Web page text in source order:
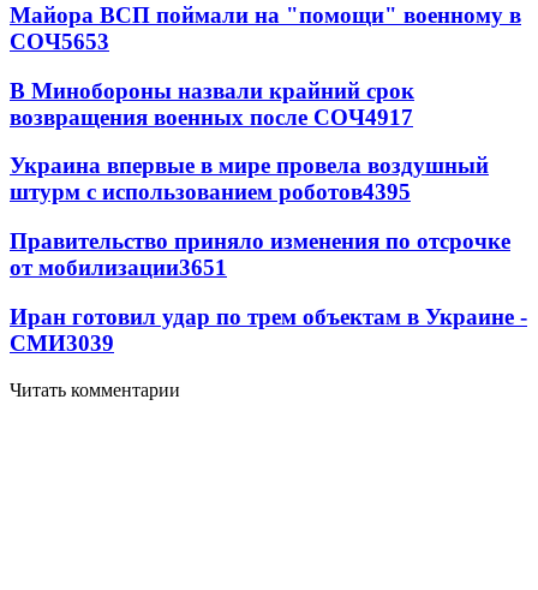
Майора ВСП поймали на "помощи" военному в
СОЧ5653
В Минобороны назвали крайний срок
возвращения военных после СОЧ4917
Украина впервые в мире провела воздушный
штурм с использованием роботов4395
Правительство приняло изменения по отсрочке
от мобилизации3651
Иран готовил удар по трем объектам в Украине -
СМИ3039
Читать комментарии